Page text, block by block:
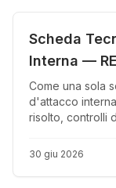
Prodotto
Scheda
Interna —
Come una sola
d'attacco
risolto, controlli
CIS, fatturata
30 giu 2026